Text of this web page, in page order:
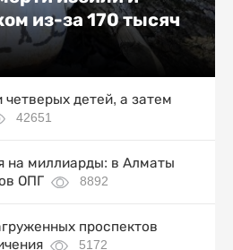
из-за 170 тысяч
детей, а затем
42651
на миллиарды: в Алматы
ОПГ
8892
проспектов
5172